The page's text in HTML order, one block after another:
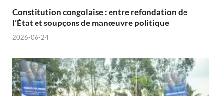
Constitution congolaise : entre refondation de
l’État et soupçons de manœuvre politique
2026-06-24